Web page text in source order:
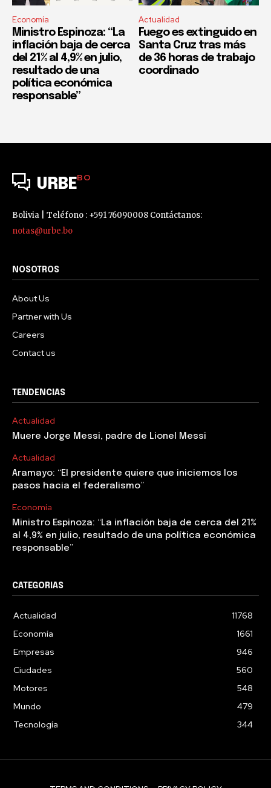
Economía
Ministro Espinoza: “La
inflación baja de cerca
del 21% al 4,9% en julio,
resultado de una
política económica
responsable”
Actualidad
Fuego es extinguido en
Santa Cruz tras más
de 36 horas de trabajo
coordinado
URBEBO
Bolivia | Teléfono : +591 76090008 Contáctanos:
notas@urbe.bo
NOSOTROS
About Us
Partner with Us
Careers
Contact us
TENDENCIAS
Actualidad
Muere Jorge Messi, padre de Lionel Messi
Actualidad
Aramayo: “El presidente quiere que iniciemos los
pasos hacia el federalismo”
Economía
Ministro Espinoza: “La inflación baja de cerca del 21%
al 4,9% en julio, resultado de una política económica
responsable”
CATEGORIAS
Actualidad
11768
Economía
1661
Empresas
946
Ciudades
560
Motores
548
Mundo
479
Tecnología
344